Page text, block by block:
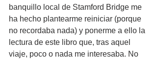
banquillo local de Stamford Bridge me
ha hecho plantearme reiniciar (porque
no recordaba nada) y ponerme a ello la
lectura de este libro que, tras aquel
viaje, poco o nada me interesaba. No